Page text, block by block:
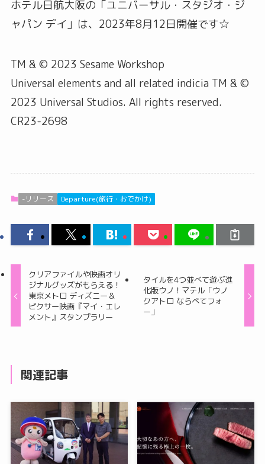
ホテル日航大阪の「ユニバーサル・スタジオ・ジ
ャパン デイ」は、2023年8月12日開催です☆
TM & © 2023 Sesame Workshop
Universal elements and all related indicia TM & ©
2023 Universal Studios. All rights reserved.
CR23-2698
-リリース Departure(旅行・おでかけ)
クリアファイルや映画オリ
ジナルグッズがもらえる！
東京メトロ ディズニー＆
ピクサー映画『マイ・エレ
メント』スタンプラリー
タイルを4つ並べて遊ぶ進
化版ウノ！マテル「ウノ
クアトロ ならべてフォ
ー」
関連記事